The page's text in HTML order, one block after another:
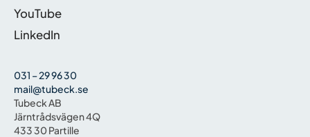
YouTube
LinkedIn
031 – 29 96 30
mail@tubeck.se
Tubeck AB
Järntrådsvägen 4Q
433 30 Partille